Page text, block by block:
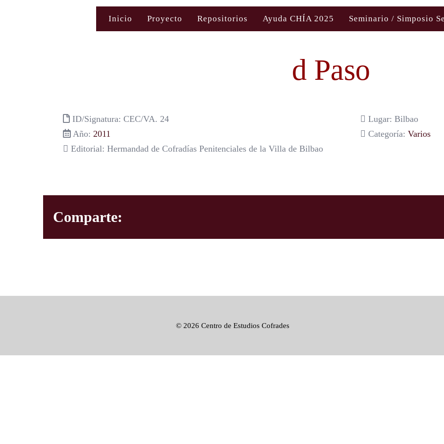
Inicio Proyecto Repositorios Ayuda CHÍA 2025 Seminario / Simposio
d Paso
ID/Signatura: CEC/VA. 24
Año: 2011
Editorial: Hermandad de Cofradías Penitenciales de la Villa de Bilbao
Lugar: Bilbao
Categoría: Varios
Comparte:
© 2026 Centro de Estudios Cofrades